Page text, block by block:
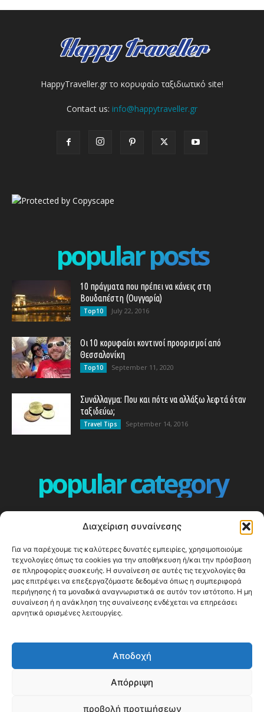
Διαχείριση συναίνεσης
Για να παρέχουμε τις καλύτερες δυνατές εμπειρίες, χρησιμοποιούμε
τεχνολογίες όπως τα cookies για την αποθήκευση ή/και την πρόσβαση
σε πληροφορίες συσκευής. Η συναίνεση σε αυτές τις τεχνολογίες θα
μας επιτρέψει να επεξεργαζόμαστε δεδομένα όπως η συμπεριφορά
περιήγησης ή τα μοναδικά αναγνωριστικά σε αυτόν τον ιστότοπο. Η μη
συναίνεση ή η ανάκληση της συναίνεσης ενδέχεται να επηρεάσει
αρνητικά ορισμένες λειτουργίες.
Αποδοχή
Απόρριψη
προβολή προτιμήσεων
HappyTraveller.gr το κορυφαίο ταξιδιωτικό site!
Contact us: info@happytraveller.gr
popular posts
10 πράγματα που πρέπει να κάνεις στη
Βουδαπέστη (Ουγγαρία)
Top10 July 22, 2016
Οι 10 κορυφαίοι κοντινοί προορισμοί από
Θεσσαλονίκη
Top10 September 11, 2020
Συνάλλαγμα: Που και πότε να αλλάξω λεφτά όταν
ταξιδεύω;
Travel Tips September 14, 2016
popular category
360
ΕΥΡΩΠΗ
332
ΚΟΣΜΟΣ - WORLD
328
Top10
303
Cool spots
ΝΗΣΙΑ
247
© Happy Traveller 2014-2025